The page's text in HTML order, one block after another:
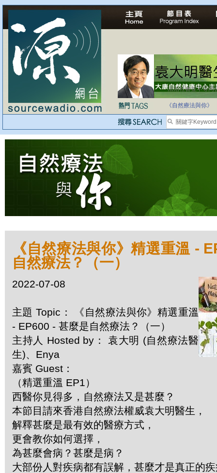
法治社會並不等同
《自然療法與你》
《自然療法與你》精選重溫 -
自然療法？（一）
2022-07-08
主題 Topic： 《自然療法與你》精選重溫
- EP600 - 甚麼是自然療法？（一）
主持人 Hosted by： 袁大明 (自然療法醫
生)、Enya
嘉賓 Guest：
（精選重溫 EP1）
西醫你見得多，自然療法又是甚麼？
本節目請來香港自然療法權威袁大明醫生，
解釋甚麼是最有效的醫療方式，
更會教你如何選擇，
為甚麼會病？甚麼是病？
大部份人對疾病都有誤解，甚麼才是真正的